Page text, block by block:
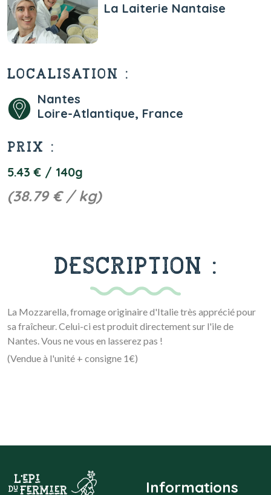
La Laiterie Nantaise
LOCALISATION :
Nantes
Loire-Atlantique, France
PRIX :
5.43 € / 140g
(38.79 € / kg)
DESCRIPTION :
La Mozzarella, fromage originaire d'Italie très apprécié pour
sa fraîcheur. Celui-ci est produit directement sur l'ile de
Nantes. Vous ne vous en lasserez pas !
(Vendue à l'unité + consigne 1€)
Informations